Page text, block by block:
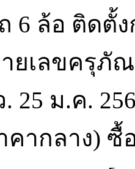
6 ล้อ ติดตั้ง
ยเลขครุภัณ
. 25 ม.ค.
คากลาง) ซื้